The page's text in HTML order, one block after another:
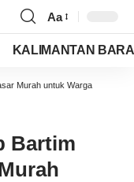
Aa
KALIMANTAN
Murah untuk Warga
Bartim